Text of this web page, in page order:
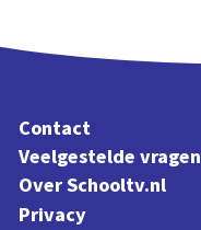
Contact
Veelgestelde vragen
Over Schooltv.nl
Privacy